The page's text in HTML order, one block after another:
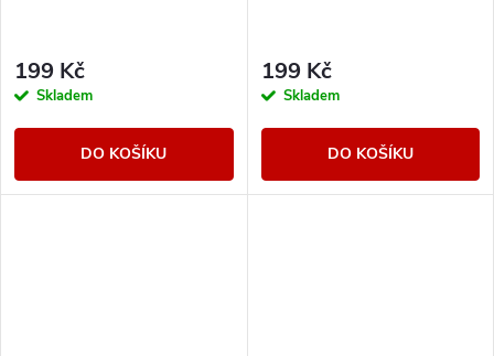
199 Kč
Skladem
DO KOŠÍKU
199 Kč
Skladem
DO KOŠÍKU